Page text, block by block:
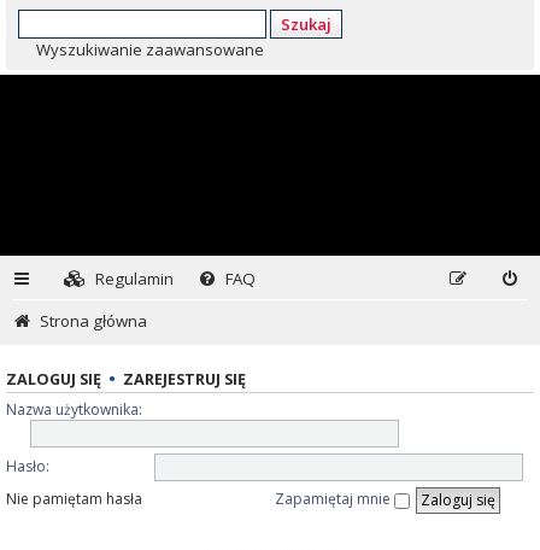
Szukaj
Wyszukiwanie zaawansowane
Regulamin
FAQ
Strona główna
ZALOGUJ SIĘ • ZAREJESTRUJ SIĘ
Nazwa użytkownika:
Hasło:
Nie pamiętam hasła
Zapamiętaj mnie